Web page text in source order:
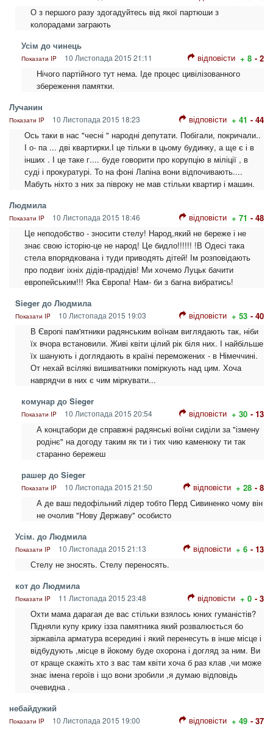
О з першого разу здогадуйтесь від якої партюши з
колорадами заграють
Усім до чинець
Показати IP 10 Листопада 2015 21:11 відповісти + 8 - 2
Нічого партійного тут нема. Іде процес цивілізованного
збереження памятки.
Лучанин
Показати IP 10 Листопада 2015 18:23 відповісти + 41 - 44
Ось таки в нас "чесні " народні депутати. Побігали, покричали..
І о- па ... дві квартирки.І це тільки в цьому будинку, а ще є і в
інших . І це таке г.... буде говорити про корупцію в міліції , в
суді і прокуратурі. То на фоні Лапіна вони відпочивають....
Мабуть ніхто з них за півроку не мав стільки квартир і машин.
Людмила
Показати IP 10 Листопада 2015 18:46 відповісти + 71 - 48
Це неподобство - зносити стелу! Народ,який не береже і не
знає свою історію-це не народ! Це бидло!!!!!! !В Одесі така
стела впорядкована і туди приводять дітей! Ім розповідають
про подвиг іхніх дідів-прадідів! Ми хочемо Луцьк бачити
европейським!!! Яка Європа! Нам- би з багна вибратись!
Sieger до Людмила
Показати IP 10 Листопада 2015 19:03 відповісти + 53 - 40
В Європі пам'ятники радянським воїнам виглядають так, ніби
їх вчора встановили. Живі квіти цілий рік біля них. І найбільше
їх шанують і доглядають в країні переможених - в Німеччині.
От нехай всілякі вишиватники поміркують над цим. Хоча
наврядчи в них є чим міркувати...
комунар до Sieger
Показати IP 10 Листопада 2015 20:54 відповісти + 30 - 13
А концтабори де справжні радянські воїни сиділи за "ізмену
родінє" на догоду таким як ти і тих чию каменюку ти так
старанно бережеш
рашер до Sieger
Показати IP 10 Листопада 2015 21:50 відповісти + 28 - 8
А де ваш педофільний лідер тобто Перд Сивиненко чому він
не очолив "Нову Державу" особисто
Усім. до Людмила
Показати IP 10 Листопада 2015 21:13 відповісти + 6 - 13
Стелу не зносять. Стелу переносять.
кот до Людмила
Показати IP 11 Листопада 2015 23:48 відповісти + 0 - 3
Охти мама дарагая де вас стільки взялось юних гуманістів?
Підняли купу крику ізза памятника який розвалюється бо
зіржавіла арматура всередині і який перенесуть в інше місце і
відбудують ,місце в йокому буде охорона і догляд за ним. Ви
от краще скажіть хто з вас там квіти хоча б раз клав ,чи може
знає імена героїв і що вони зробили ,я думаю відповідь
очевидна .
небайдужий
Показати IP 10 Листопада 2015 19:00 відповісти + 49 - 37